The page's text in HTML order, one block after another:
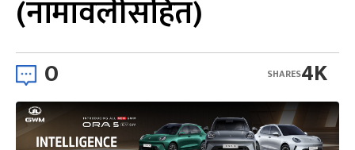
(नामावलीसहित)
0 4K
SHARES